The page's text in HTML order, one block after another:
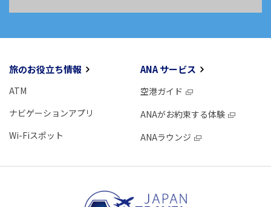
旅のお役立ち情報
ATM
ナビゲーションアプリ
Wi-Fiスポット
ANA サービス
空港ガイド
ANAがお約束する体験
ANAラウンジ